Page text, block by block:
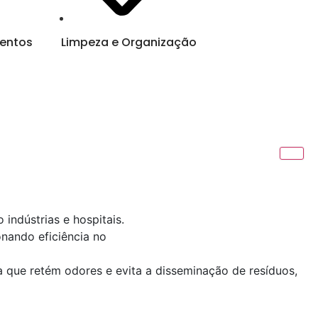
Limpeza e Organização
indústrias e hospitais.
eficiência no
retém odores e evita a disseminação de resíduos,